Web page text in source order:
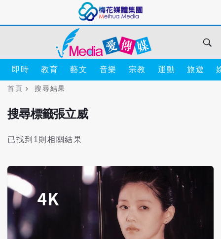
即時 教育 藝文 音樂 宗教 運動 旅遊
首頁 搜尋結果
搜尋標籤張立威
已找到1則相關結果